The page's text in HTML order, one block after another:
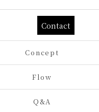
Contact
Concept
Flow
Q&A